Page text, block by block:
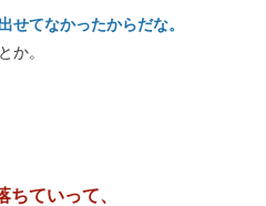
せてなかったからだな。
か。
ちていって、